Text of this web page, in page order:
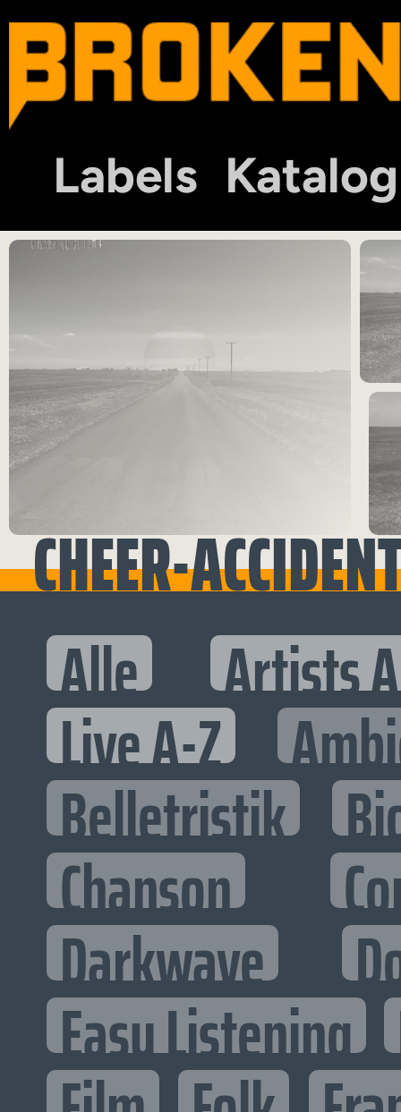
Labels Katalog
CHEER-
Alle Artists
Live A-Z
Belletristik
Chanson
Darkwave
Easy Listening